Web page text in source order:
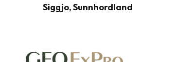
Siggjo, Sunnhordland